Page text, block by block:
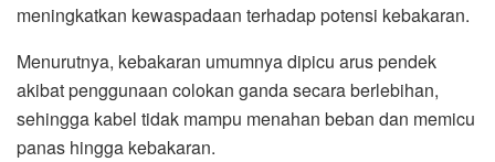
meningkatkan kewaspadaan terhadap potensi kebakaran.
Menurutnya, kebakaran umumnya dipicu arus pendek
akibat penggunaan colokan ganda secara berlebihan,
sehingga kabel tidak mampu menahan beban dan memicu
panas hingga kebakaran.